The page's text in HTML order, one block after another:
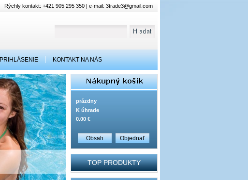
Rýchly kontakt: +421 905 295 350 | e-mail: 3trade3@gmail.com
PRIHLÁSENIE KONTAKT NA NÁS
prázdny
K úhrade
0.00 €
Obsah Objednať
TOP PRODUKTY